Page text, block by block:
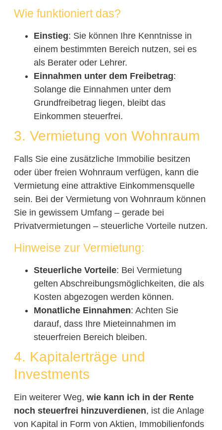
Wie funktioniert das?
Einstieg: Sie können Ihre Kenntnisse in
einem bestimmten Bereich nutzen, sei es
als Berater oder Lehrer.
Einnahmen unter dem Freibetrag:
Solange die Einnahmen unter dem
Grundfreibetrag liegen, bleibt das
Einkommen steuerfrei.
3. Vermietung von Wohnraum
Falls Sie eine zusätzliche Immobilie besitzen
oder über freien Wohnraum verfügen, kann die
Vermietung eine attraktive Einkommensquelle
sein. Bei der Vermietung von Wohnraum können
Sie in gewissem Umfang – gerade bei
Privatvermietungen – steuerliche Vorteile nutzen.
Hinweise zur Vermietung:
Steuerliche Vorteile: Bei Vermietung
gelten Abschreibungsmöglichkeiten, die als
Kosten abgezogen werden können.
Monatliche Einnahmen: Achten Sie
darauf, dass Ihre Mieteinnahmen im
steuerfreien Bereich bleiben.
4. Kapitalerträge und
Investments
Ein weiterer Weg, wie kann ich in der Rente
noch steuerfrei hinzuverdienen, ist die Anlage
von Kapital in Form von Aktien, Immobilienfonds